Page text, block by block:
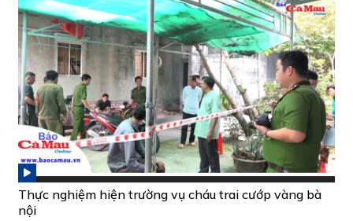
Thực nghiệm hiện trường vụ cháu trai cướp vàng bà
nội